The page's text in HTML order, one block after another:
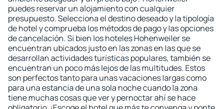
puedes reservar un alojamiento con cualquier
presupuesto. Selecciona el destino deseado y la tipología
de hotel y comprueba los métodos de pago y las opciones
de cancelación. Si bien los hoteles Hohenweiler se
encuentran ubicados justo en las zonas en las que se
desarrollan actividades turísticas populares, también se
encuentran un poco más lejos de las multitudes. Estos
son perfectos tanto para unas vacaciones largas como
para una estancia de una sola noche cuando la zona
tiene muchas cosas que ver y pernoctar ahí se hace